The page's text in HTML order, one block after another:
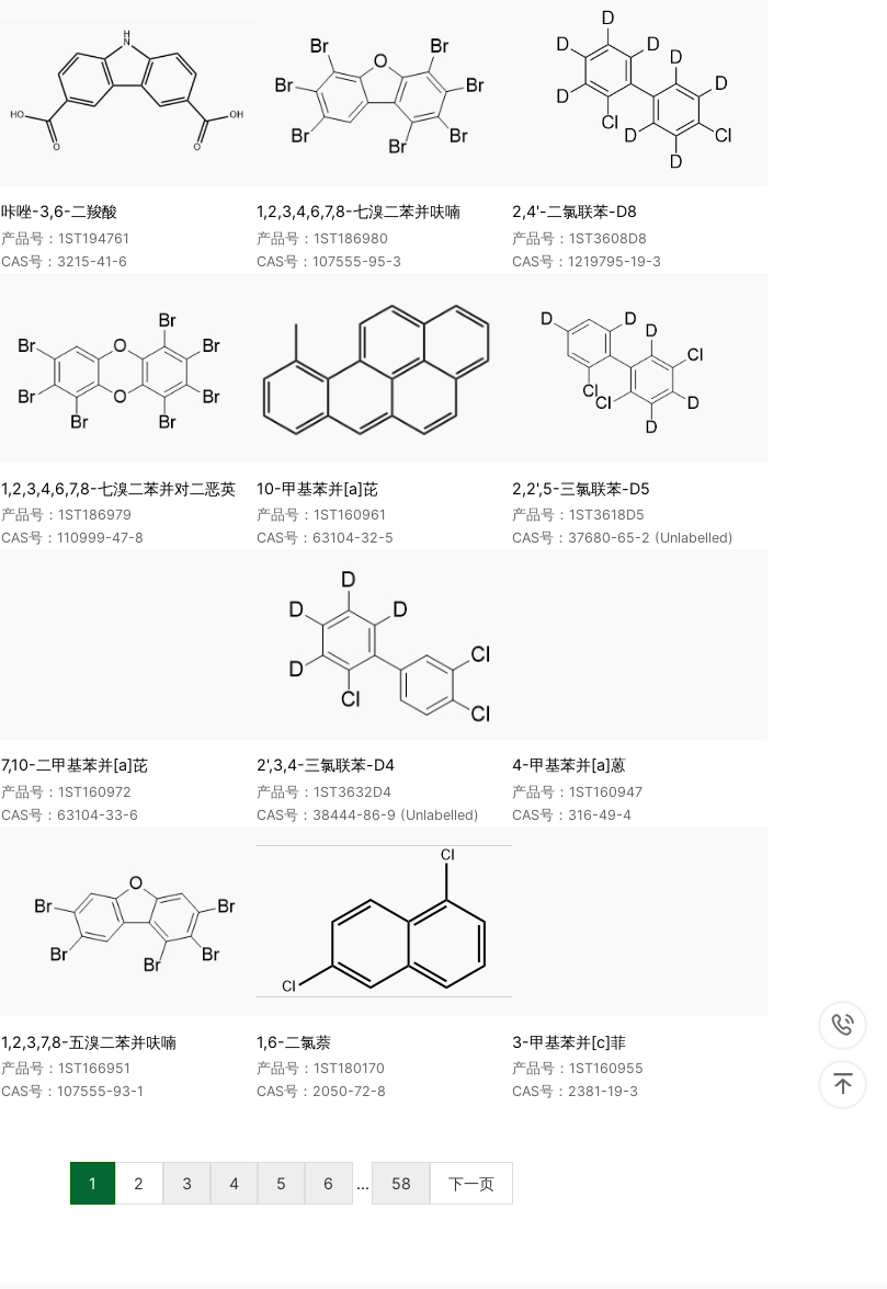


咔唑-3,6-二羧酸
产品号：1ST194761
CAS号：3215-41-6
1,2,3,4,6,7,8-七溴二苯并呋喃
产品号：1ST186980
CAS号：107555-95-3
2,4'-二氯联苯-D8
产品号：1ST3608D8
CAS号：1219795-19-3
1,2,3,4,6,7,8-七溴二苯并对二恶英
产品号：1ST186979
CAS号：110999-47-8
10-甲基苯并[a]芘
产品号：1ST160961
CAS号：63104-32-5
2,2',5-三氯联苯-D5
产品号：1ST3618D5
CAS号：37680-65-2 (Unlabelled)
7,10-二甲基苯并[a]芘
产品号：1ST160972
CAS号：63104-33-6
2',3,4-三氯联苯-D4
产品号：1ST3632D4
CAS号：38444-86-9 (Unlabelled)
4-甲基苯并[a]蒽
产品号：1ST160947
CAS号：316-49-4
1,2,3,7,8-五溴二苯并呋喃
产品号：1ST166951
CAS号：107555-93-1
1,6-二氯萘
产品号：1ST180170
CAS号：2050-72-8
3-甲基苯并[c]菲
产品号：1ST160955
CAS号：2381-19-3
1 2 3 4 5 6 ... 58 下一页